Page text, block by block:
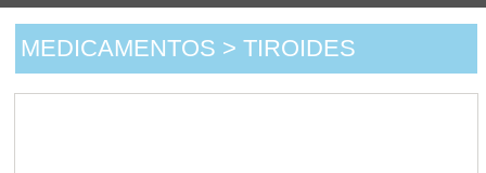
MEDICAMENTOS > TIROIDES